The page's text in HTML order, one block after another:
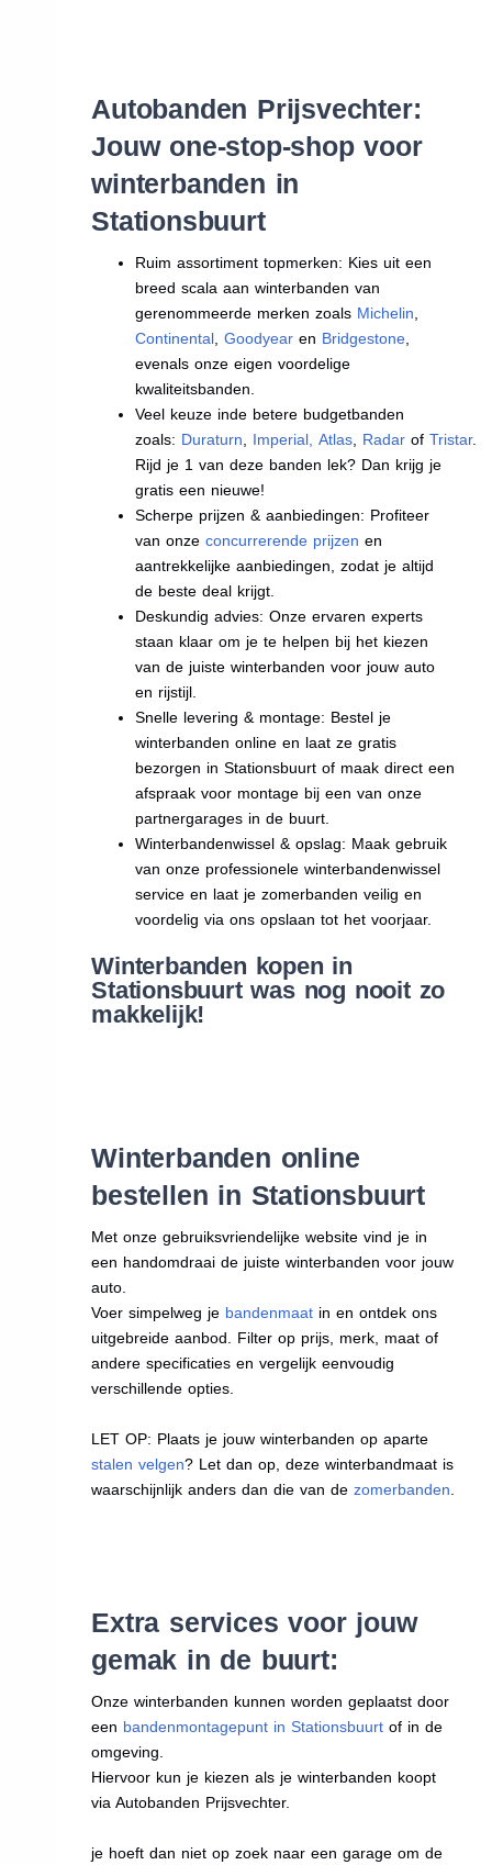
Autobanden Prijsvechter:
Jouw one-stop-shop voor
winterbanden in
Stationsbuurt
Ruim assortiment topmerken: Kies uit een
breed scala aan winterbanden van
gerenommeerde merken zoals Michelin
Continental ,Goodyear en Bridgestone
evenals onze eigen voordelige
kwaliteitsbanden.
Veel keuze inde betere budgetbanden
zoals: Duraturn Imperial Atlas Radar ofTristar.
Rijd je 1 van deze banden lek? Dan krijg je
gratis een nieuwe!
Scherpe prijzen & aanbiedingen: Profiteer
van onzeconcurrerende prijzen en
aantrekkelijke aanbiedingen, zodat je altijd
de beste deal krijgt.
Deskundig advies: Onze ervaren experts
staan klaar om je te helpen bij het kiezen
van de juiste winterbanden voor jouw auto
en rijstijl.
Snelle levering & montage: Bestel je
winterbanden online en laat ze gratis
bezorgen in Stationsbuurt of maak direct een
afspraak voor montage bij een van onze
partnergarages in de buurt.
Winterbandenwissel & opslag: Maak gebruik
van onze professionele winterbandenwissel
service en laat je zomerbanden veilig en
voordelig via ons opslaan tot het voorjaar.
Winterbanden kopen in
Stationsbuurt was nog nooit zo
makkelijk!
Winterbanden online
bestellen in Stationsbuurt
Met onze gebruiksvriendelijke website vind je in
een handomdraai de juiste winterbanden voor jouw
auto.
Voer simpelweg je bandenmaat in en ontdek ons
uitgebreide aanbod. Filter op prijs, merk, maat of
andere specificaties en vergelijk eenvoudig
verschillende opties.
LET OP: Plaats je jouw winterbanden op aparte
stalen velgen? Let dan op, deze winterbandmaat is
waarschijnlijk anders dan die van dezomerbanden
Extra services voor jouw
gemak in de buurt:
Onze winterbanden kunnen worden geplaatst door
een bandenmontagepunt in Stationsbuurt of in de
omgeving.
Hiervoor kun je kiezen als je winterbanden koopt
via Autobanden Prijsvechter.
je hoeft dan niet op zoek naar een garage om de